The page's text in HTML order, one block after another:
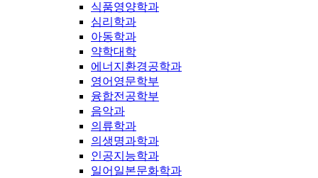
식품영양학과
심리학과
아동학과
약학대학
에너지환경공학과
영어영문학부
융합전공학부
음악과
의류학과
의생명과학과
인공지능학과
일어일본문화학과